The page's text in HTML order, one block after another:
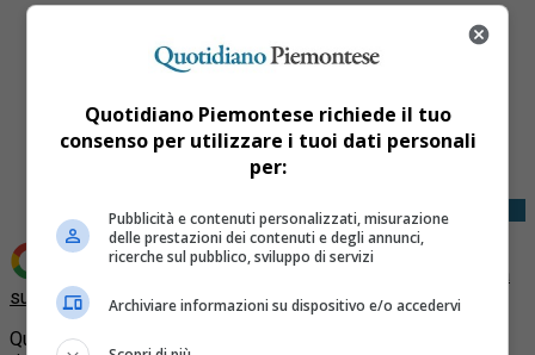
Share
Tweet
Fonte preferita
su Google
Questo pomeriggio il Consiglio dei Ministri ha deliberato il
Quotidiano Piemontese richiede il tuo
consenso per utilizzare i tuoi dati personali
per:
Pubblicità e contenuti personalizzati, misurazione
delle prestazioni dei contenuti e degli annunci,
ricerche sul pubblico, sviluppo di servizi
Archiviare informazioni su dispositivo e/o accedervi